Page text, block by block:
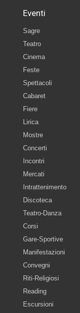
Eventi
Sagre
Teatro
Cinema
Feste
Spettacoli
Cabaret
Fiere
Lirica
Mostre
Concerti
Incontri
Mercati
Intrattenimento
Discoteca
Teatro-Danza
Corsi
Gare-Sportive
Manifestazioni
Convegni
Riti-Religiosi
Reading
Escursioni